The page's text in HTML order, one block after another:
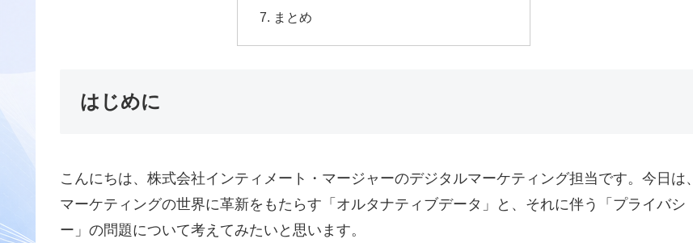
まとめ
はじめに
こんにちは、株式会社インティメート・マージャーのデジタルマーケティング担当です。今日は、
マーケティングの世界に革新をもたらす「オルタナティブデータ」と、それに伴う「プライバシ
ー」の問題について考えてみたいと思います。